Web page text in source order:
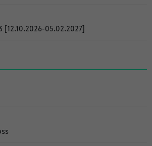
[12.10.2026-05.02.2027]